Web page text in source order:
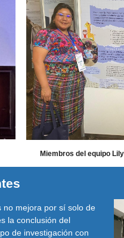
Miembros del equipo
no mejora por sí solo de
la conclusión del
de investigación con